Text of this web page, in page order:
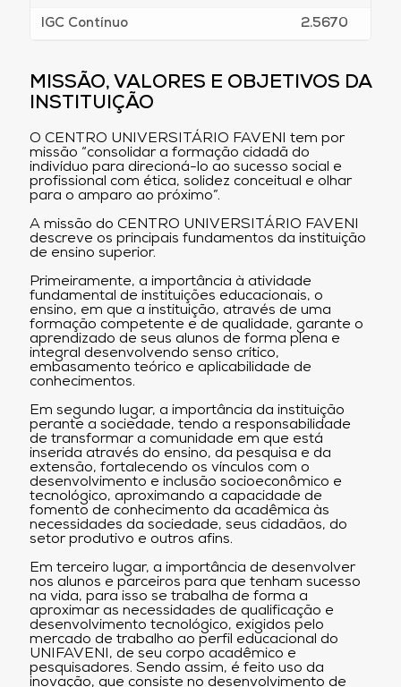
IGC Contínuo 2.5670
MISSÃO, VALORES E OBJETIVOS DA
INSTITUIÇÃO
O CENTRO UNIVERSITÁRIO FAVENI tem por
missão “consolidar a formação cidadã do
indivíduo para direcioná-lo ao sucesso social e
profissional com ética, solidez conceitual e olhar
para o amparo ao próximo”.
A missão do CENTRO UNIVERSITÁRIO FAVENI
descreve os principais fundamentos da instituição
de ensino superior.
Primeiramente, a importância à atividade
fundamental de instituições educacionais, o
ensino, em que a instituição, através de uma
formação competente e de qualidade, garante o
aprendizado de seus alunos de forma plena e
integral desenvolvendo senso crítico,
embasamento teórico e aplicabilidade de
conhecimentos.
Em segundo lugar, a importância da instituição
perante a sociedade, tendo a responsabilidade
de transformar a comunidade em que está
inserida através do ensino, da pesquisa e da
extensão, fortalecendo os vínculos com o
desenvolvimento e inclusão socioeconômico e
tecnológico, aproximando a capacidade de
fomento de conhecimento da acadêmica às
necessidades da sociedade, seus cidadãos, do
setor produtivo e outros afins.
Em terceiro lugar, a importância de desenvolver
nos alunos e parceiros para que tenham sucesso
na vida, para isso se trabalha de forma a
aproximar as necessidades de qualificação e
desenvolvimento tecnológico, exigidos pelo
mercado de trabalho ao perfil educacional do
UNIFAVENI, de seu corpo acadêmico e
pesquisadores. Sendo assim, é feito uso da
inovação, que consiste no desenvolvimento de